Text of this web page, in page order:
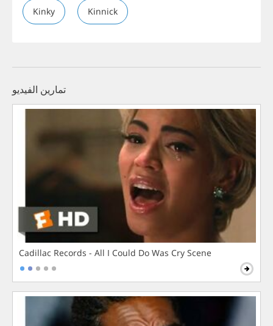
Kinky Kinnick
تمارين الفيديو
Cadillac Records - All I Could Do Was Cry Scene